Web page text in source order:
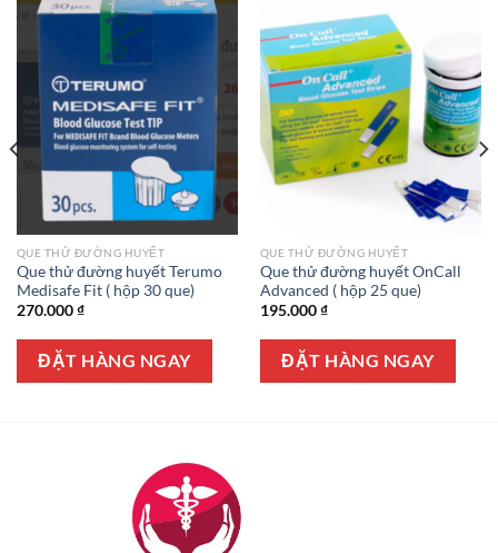
QUE THỬ ĐƯỜNG HUYẾT
Que thử đường huyết Terumo
Medisafe Fit ( hộp 30 que)
270.000₫
ĐẶT HÀNG NGAY
QUE THỬ ĐƯỜNG HUYẾT
Que thử đường huyết OnCall
Advanced ( hộp 25 que)
195.000₫
ĐẶT HÀNG NGAY